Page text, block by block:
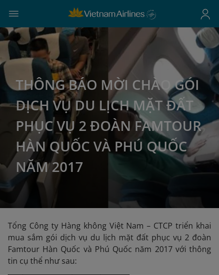
THÔNG BÁO MỜI CHÀO GÓI
DỊCH VỤ DU LỊCH MẶT ĐẤT
PHỤC VỤ 2 ĐOÀN FAMTOUR
HÀN QUỐC VÀ PHÚ QUỐC
NĂM 2017
Tổng Công ty Hàng không Việt Nam – CTCP triển khai
mua sắm gói dịch vụ du lịch mặt đất phục vụ 2 đoàn
Famtour Hàn Quốc và Phú Quốc năm 2017 với thông
tin cụ thể như sau: